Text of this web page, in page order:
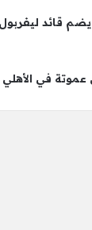
قائد
في الأهلي –